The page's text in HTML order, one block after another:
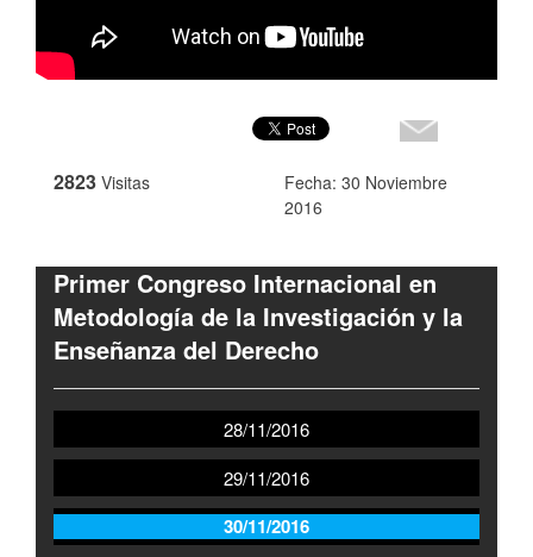
2823 Visitas
Fecha: 30 Noviembre
2016
Primer Congreso Internacional en
Metodología de la Investigación y la
Enseñanza del Derecho
28/11/2016
29/11/2016
30/11/2016